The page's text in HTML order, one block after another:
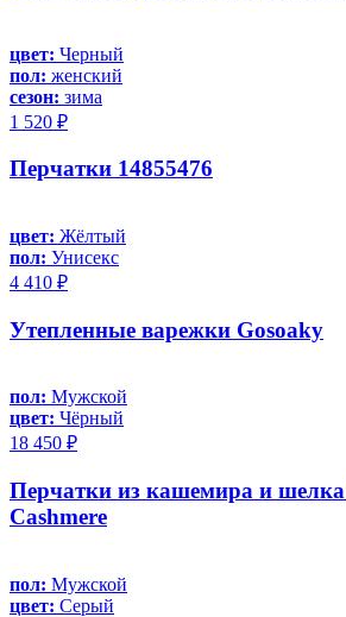
цвет: Черный
пол: женский
сезон: зима
1 520 ₽
Перчатки 14855476
цвет: Жёлтый
пол: Унисекс
4 410 ₽
Утепленные варежки Gosoaky
пол: Мужской
цвет: Чёрный
18 450 ₽
Перчатки из кашемира и
Cashmere
пол: Мужской
цвет: Серый